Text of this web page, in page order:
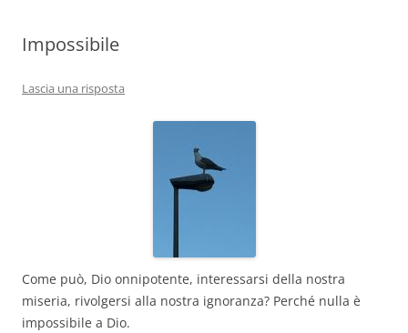
Impossibile
Lascia una risposta
Come può, Dio onnipotente, interessarsi della nostra
miseria, rivolgersi alla nostra ignoranza? Perché nulla è
impossibile a Dio.